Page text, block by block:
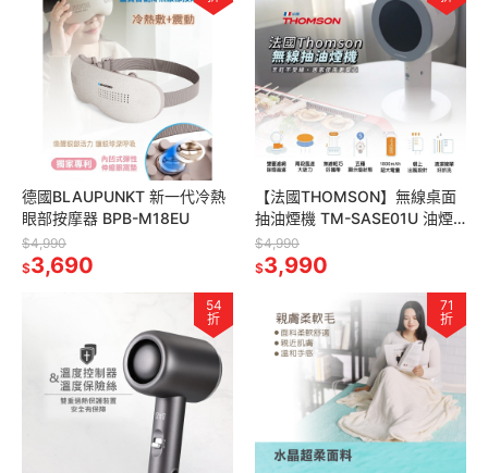
德國BLAUPUNKT 新一代冷熱
眼部按摩器 BPB-M18EU
$4,990
$3,690
【法國THOMSON】無線桌面
抽油煙機 TM-SASE01U 油煙
機 抽油煙機 露營必備 桌面油煙
機 除煙味 抽煙機
$4,990
$3,990
54
折
71
折